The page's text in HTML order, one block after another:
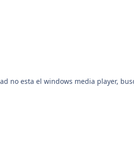
windows media player, busque en